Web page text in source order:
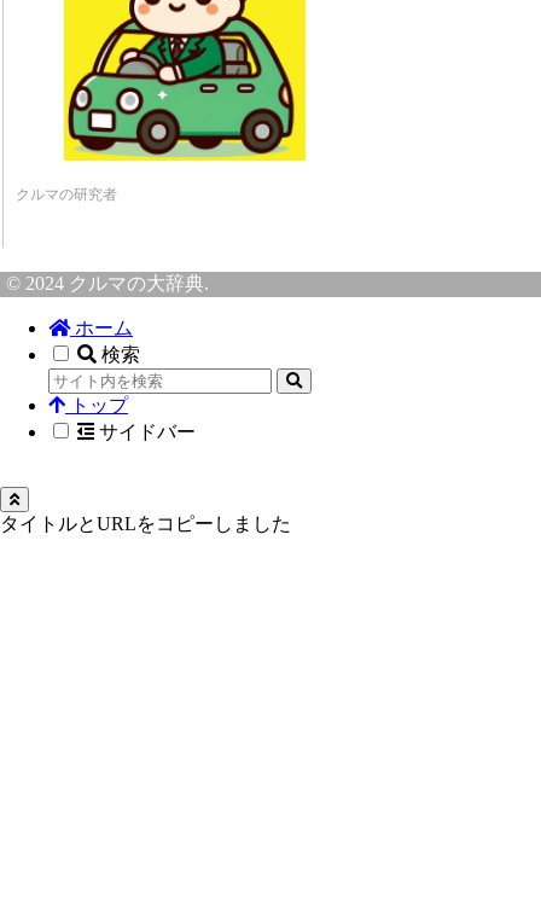
クルマの研究者
© 2024 クルマの大辞典.
ホーム
検索
トップ
サイドバー
タイトルとURLをコピーしました